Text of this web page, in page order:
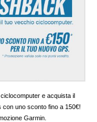
e acquista il
con uno sconto fino a 150€!
Garmin.